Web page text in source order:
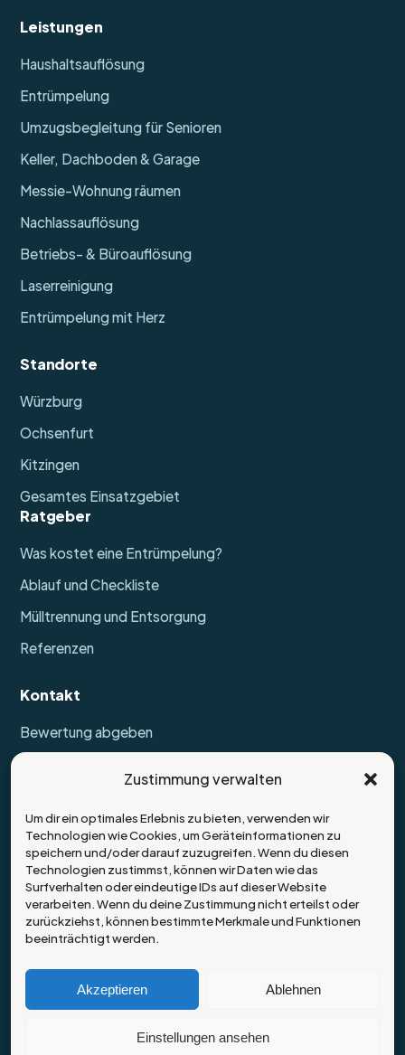
Zustimmung verwalten
Um dir ein optimales Erlebnis zu bieten, verwenden wir
Technologien wie Cookies, um Geräteinformationen zu
speichern und/oder darauf zuzugreifen. Wenn du diesen
Technologien zustimmst, können wir Daten wie das
Surfverhalten oder eindeutige IDs auf dieser Website
verarbeiten. Wenn du deine Zustimmung nicht erteilst oder
zurückziehst, können bestimmte Merkmale und Funktionen
beeinträchtigt werden.
Akzeptieren Ablehnen
Einstellungen ansehen
Leistungen
Haushaltsauflösung
Entrümpelung
Umzugsbegleitung für Senioren
Keller, Dachboden & Garage
Messie-Wohnung räumen
Nachlassauflösung
Betriebs- & Büroauflösung
Laserreinigung
Entrümpelung mit Herz
Standorte
Würzburg
Ochsenfurt
Kitzingen
Gesamtes Einsatzgebiet
Ratgeber
Was kostet eine Entrümpelung?
Ablauf und Checkliste
Mülltrennung und Entsorgung
Referenzen
Kontakt
Bewertung abgeben
97199 Ochsenfurt
09331 / 660 97 64
info@anpackhelden.de
Mo–Fr 8:00–18:00 Uhr
Sa 9:00–13:00 Uhr
© 2026 Anpackhelden – Entrümpelung & Haushaltsauflösung